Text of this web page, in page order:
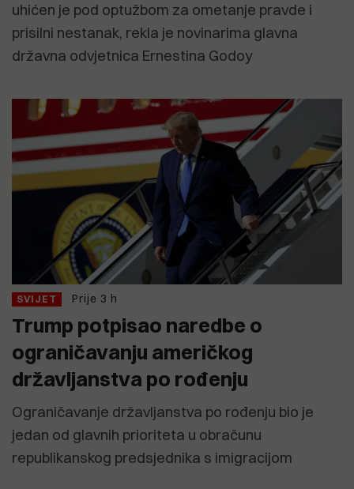
uhićen je pod optužbom za ometanje pravde i
prisilni nestanak, rekla je novinarima glavna
državna odvjetnica Ernestina Godoy
SVIJET Prije 3 h
Trump potpisao naredbe o
ograničavanju američkog
državljanstva po rođenju
Ograničavanje državljanstva po rođenju bio je
jedan od glavnih prioriteta u obračunu
republikanskog predsjednika s imigracijom